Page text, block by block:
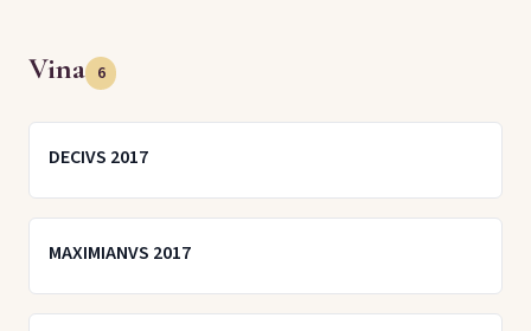
Vina 6
DECIVS 2017
MAXIMIANVS 2017